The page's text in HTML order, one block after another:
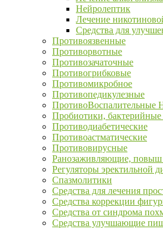
Нейролептик
Лечение
Средства для
Противоязвенные
Противорвотные
Противозачаточные
Противогрибковые
Противомикробное
Противопедикулезные
Пробиотики, бактерийные
Противодиабетические
Противоастматические
Противовирусные
Ранозаживляющие, повыш
Регуляторы эректильной
Спазмолитики
Средства для лечения
Средства коррекции
Средства от синдрома
Средства улучшающие